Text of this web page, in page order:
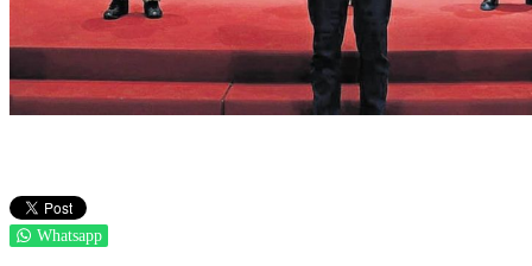
Whatsapp